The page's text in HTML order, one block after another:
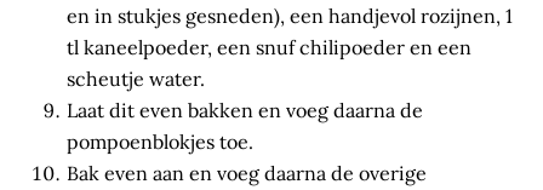
en in stukjes gesneden), een handjevol rozijnen, 1
tl kaneelpoeder, een snuf chilipoeder en een
scheutje water.
Laat dit even bakken en voeg daarna de
pompoenblokjes toe.
Bak even aan en voeg daarna de overige